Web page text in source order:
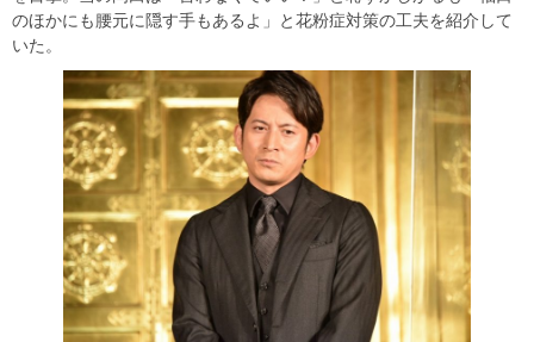
のほかにも腰元に隠す手もあるよ」と花粉症対策の工夫を紹介して
いた。